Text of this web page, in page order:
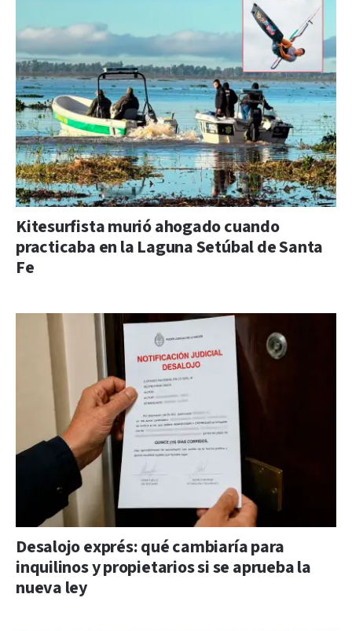
Kitesurfista murió ahogado cuando
practicaba en la Laguna Setúbal de Santa
Fe
Desalojo exprés: qué cambiaría para
inquilinos y propietarios si se aprueba la
nueva ley